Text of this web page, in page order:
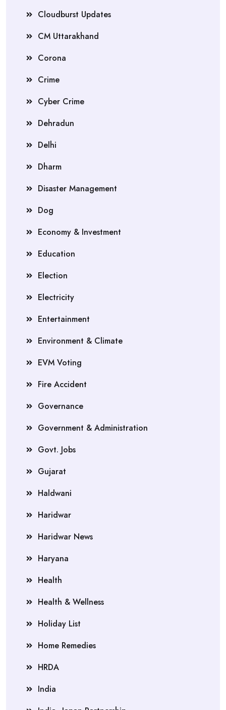
Cloudburst Updates
CM Uttarakhand
Corona
Crime
Cyber Crime
Dehradun
Delhi
Dharm
Disaster Management
Dog
Economy & Investment
Education
Election
Electricity
Entertainment
Environment & Climate
EVM Voting
Fire Accident
Governance
Government & Administration
Govt. Jobs
Gujarat
Haldwani
Haridwar
Haridwar News
Haryana
Health
Health & Wellness
Holiday List
Home Remedies
HRDA
India